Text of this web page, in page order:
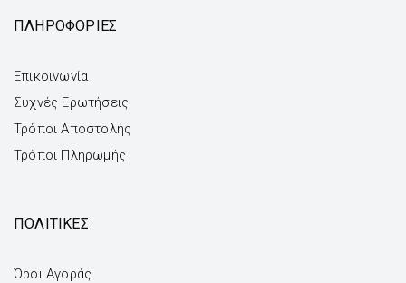
ΠΛΗΡΟΦΟΡΙΕΣ
Επικοινωνία
Συχνές Ερωτήσεις
Τρόποι Αποστολής
Τρόποι Πληρωμής
ΠΟΛΙΤΙΚΕΣ
Όροι Αγοράς